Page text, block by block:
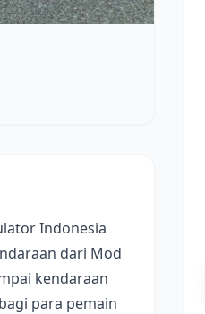
Indonesia
dari Mod
kendaraan
para pemain